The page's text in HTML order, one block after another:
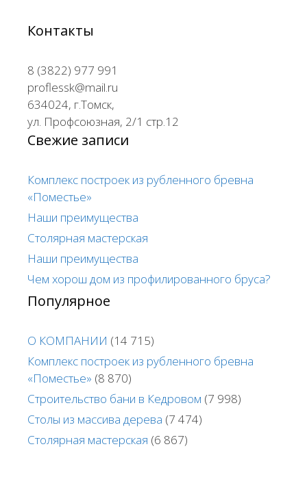
Контакты
8 (3822) 977 991
proflessk@mail.ru
634024, г.Томск,
ул. Профсоюзная, 2/1 стр.12
Свежие записи
Комплекс построек из рубленного бревна
«Поместье»
Наши преимущества
Столярная мастерская
Наши преимущества
Чем хорош дом из профилированного бруса?
Популярное
О КОМПАНИИ (14 715)
Комплекс построек из рубленного бревна
«Поместье» (8 870)
Строительство бани в Кедровом (7 998)
Столы из массива дерева (7 474)
Столярная мастерская (6 867)